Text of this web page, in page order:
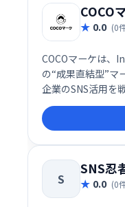
COCO
0.0 (0
COCOマーケは、
の“成果直結型”マ
企業のSNS活用を
トするプロフェ
ではなく、認知拡
上といった具体
実行支援が特長で
S
SNS忍
0.0 (0